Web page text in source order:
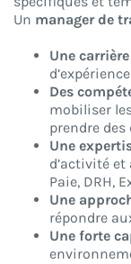
Un manager de
Une
Des
mobiliser
prendre
Une
d’activité
Paie, DRH,
Une
répondre
Une forte